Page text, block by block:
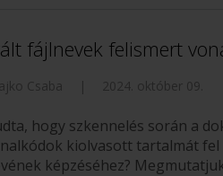
fájlnevek felismert
Csaba | 2024. október 09.
hogy szkennelés során a
kiolvasott tartalmát
képzéséhez?